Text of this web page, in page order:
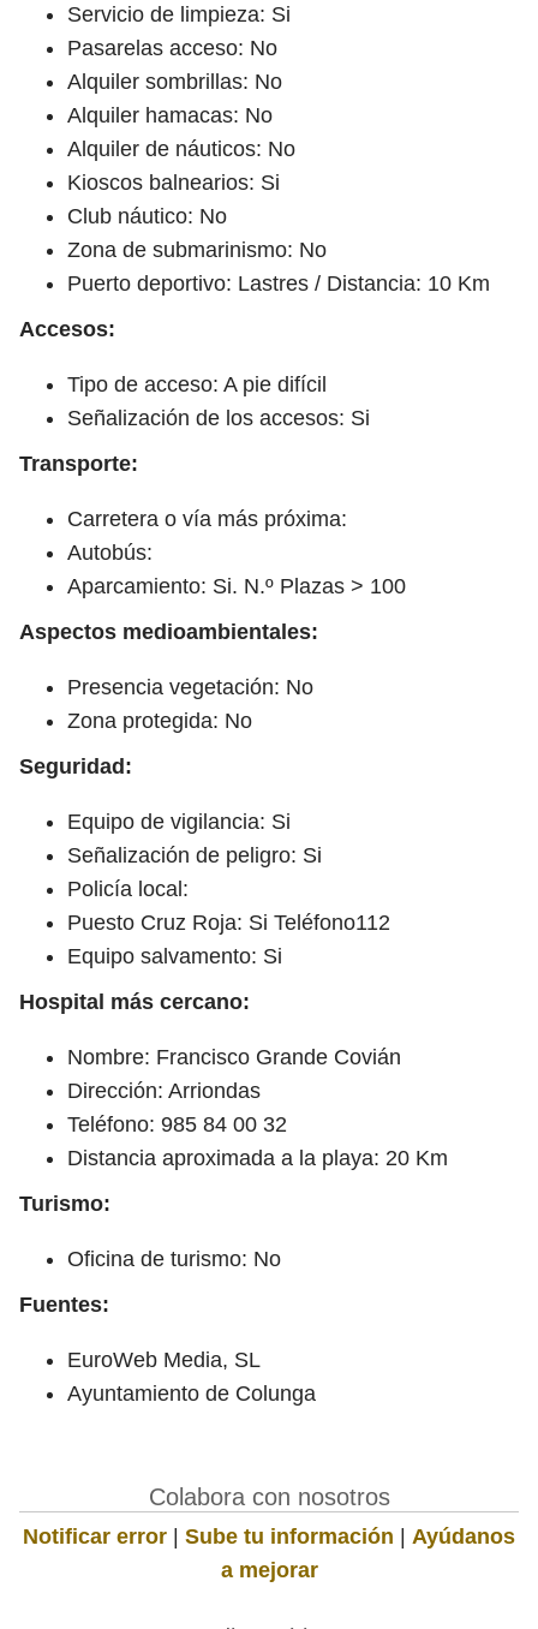
Servicio de limpieza: Si
Pasarelas acceso: No
Alquiler sombrillas: No
Alquiler hamacas: No
Alquiler de náuticos: No
Kioscos balnearios: Si
Club náutico: No
Zona de submarinismo: No
Puerto deportivo: Lastres / Distancia: 10 Km
Accesos:
Tipo de acceso: A pie difícil
Señalización de los accesos: Si
Transporte:
Carretera o vía más próxima:
Autobús:
Aparcamiento: Si. N.º Plazas > 100
Aspectos medioambientales:
Presencia vegetación: No
Zona protegida: No
Seguridad:
Equipo de vigilancia: Si
Señalización de peligro: Si
Policía local:
Puesto Cruz Roja: Si Teléfono112
Equipo salvamento: Si
Hospital más cercano:
Nombre: Francisco Grande Covián
Dirección: Arriondas
Teléfono: 985 84 00 32
Distancia aproximada a la playa: 20 Km
Turismo:
Oficina de turismo: No
Fuentes:
EuroWeb Media, SL
Ayuntamiento de Colunga
Colabora con nosotros
Notificar error | Sube tu información | Ayúdanos
a mejorar